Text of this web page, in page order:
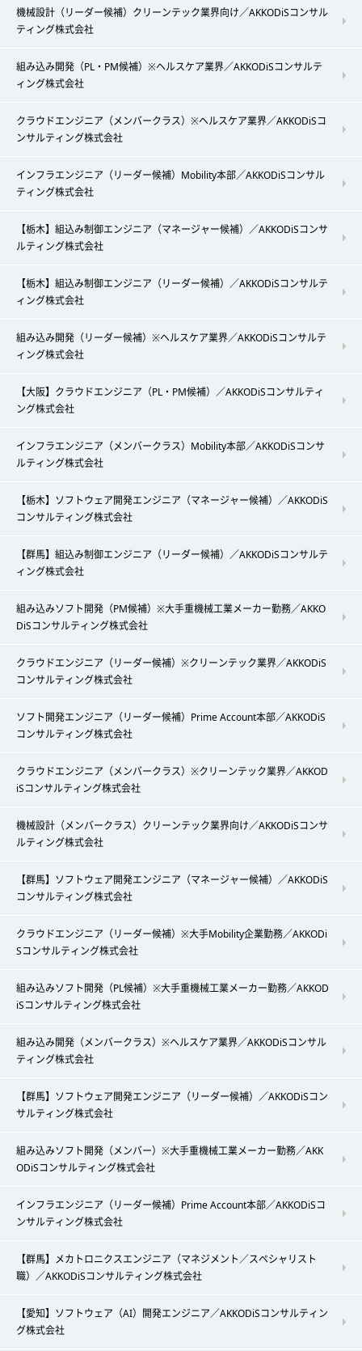
機械設計（リーダー候補）クリーンテック業界向け／AKKODiSコンサル
ティング株式会社
組み込み開発（PL・PM候補）※ヘルスケア業界／AKKODiSコンサルテ
ィング株式会社
クラウドエンジニア（メンバークラス）※ヘルスケア業界／AKKODiSコ
ンサルティング株式会社
インフラエンジニア（リーダー候補）Mobility本部／AKKODiSコンサル
ティング株式会社
【栃木】組込み制御エンジニア（マネージャー候補）／AKKODiSコンサ
ルティング株式会社
【栃木】組込み制御エンジニア（リーダー候補）／AKKODiSコンサルテ
ィング株式会社
組み込み開発（リーダー候補）※ヘルスケア業界／AKKODiSコンサルテ
ィング株式会社
【大阪】クラウドエンジニア（PL・PM候補）／AKKODiSコンサルティ
ング株式会社
インフラエンジニア（メンバークラス）Mobility本部／AKKODiSコンサ
ルティング株式会社
【栃木】ソフトウェア開発エンジニア（マネージャー候補）／AKKODiS
コンサルティング株式会社
【群馬】組込み制御エンジニア（リーダー候補）／AKKODiSコンサルテ
ィング株式会社
組み込みソフト開発（PM候補）※大手重機械工業メーカー勤務／AKKO
DiSコンサルティング株式会社
クラウドエンジニア（リーダー候補）※クリーンテック業界／AKKODiS
コンサルティング株式会社
ソフト開発エンジニア（リーダー候補）Prime Account本部／AKKODiS
コンサルティング株式会社
クラウドエンジニア（メンバークラス）※クリーンテック業界／AKKOD
iSコンサルティング株式会社
機械設計（メンバークラス）クリーンテック業界向け／AKKODiSコンサ
ルティング株式会社
【群馬】ソフトウェア開発エンジニア（マネージャー候補）／AKKODiS
コンサルティング株式会社
クラウドエンジニア（リーダー候補）※大手Mobility企業勤務／AKKODi
Sコンサルティング株式会社
組み込みソフト開発（PL候補）※大手重機械工業メーカー勤務／AKKOD
iSコンサルティング株式会社
組み込み開発（メンバークラス）※ヘルスケア業界／AKKODiSコンサル
ティング株式会社
【群馬】ソフトウェア開発エンジニア（リーダー候補）／AKKODiSコン
サルティング株式会社
組み込みソフト開発（メンバー）※大手重機械工業メーカー勤務／AKK
ODiSコンサルティング株式会社
インフラエンジニア（リーダー候補）Prime Account本部／AKKODiSコ
ンサルティング株式会社
【群馬】メカトロニクスエンジニア（マネジメント／スペシャリスト
職）／AKKODiSコンサルティング株式会社
【愛知】ソフトウェア（AI）開発エンジニア／AKKODiSコンサルティン
グ株式会社